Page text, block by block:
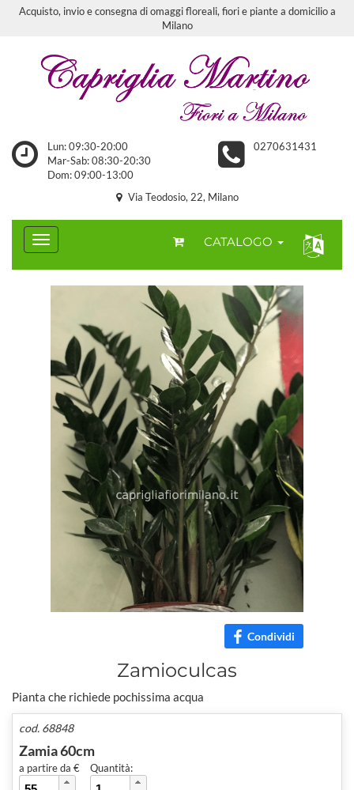
Acquisto, invio e consegna di omaggi floreali, fiori e piante a domicilio a
Milano
Lun: 09:30-20:00
Mar-Sab: 08:30-20:30
Dom: 09:00-13:00
0270631431
Via Teodosio, 22, Milano
CATALOGO
Condividi
Zamioculcas
Pianta che richiede pochissima acqua
cod. 68848
Zamia 60cm
a partire da € Quantità: